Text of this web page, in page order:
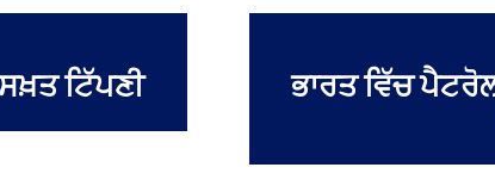
ਟਿੱਪਣੀ
ਭਾਰਤ ਵਿੱਚ